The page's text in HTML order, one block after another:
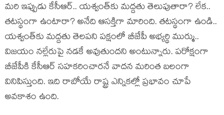
మ‌రి ఇప్పుడు కేసీఆర్‌.. య‌శ్వంత్‌కు మ‌ద్ద‌తు తెలుపుతారా? లేక‌..
త‌ట‌స్థంగా ఉంటారా? అనేది ఆస‌క్తిగా మారింది. త‌ట‌స్థంగా ఉండి..
య‌శ్వంత్‌కు మ‌ద్ద‌తు తెల‌ప‌ని ప‌క్షంలో బీజేపీ అభ్య‌ర్థి ముర్ము..
విజ‌యం న‌ల్లేరుపై న‌డ‌కే అవుతుంద‌ని అంటున్నారు. ప‌రోక్షంగా
బీజేపీకి కేసీఆర్ స‌హ‌క‌రించార‌నే వాద‌న మ‌రింత బ‌లంగా
వినిపిస్తుంది. ఇది రాబోయే రాష్ట్ర ఎన్నిక‌ల్లో ప్ర‌భావం చూపే
అవ‌కాశం ఉంది.